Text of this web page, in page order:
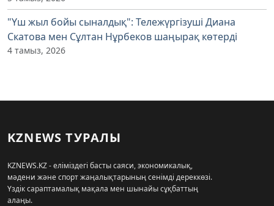
"Үш жыл бойы сыналдық": Тележүргізуші Диана
Скатова мен Сұлтан Нұрбеков шаңырақ көтерді
4 тамыз, 2026
KZNEWS ТУРАЛЫ
KZNEWS.KZ - еліміздегі басты саяси, экономикалық,
мәдени және спорт жаңалықтарының сенімді дереккөзі.
Үздік сараптамалық мақала мен шынайы сұқбаттың
алаңы.